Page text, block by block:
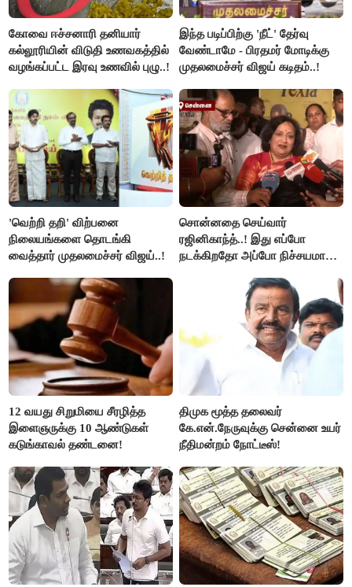
கோவை ஈச்சனாரி தனியார்
கல்லூரியின் விடுதி உணவகத்தில்
வழங்கப்பட்ட இரவு உணவில் புழு..!
இந்த படிப்பிற்கு 'நீட்' தேர்வு
வேண்டாமே - பிரதமர் மோடிக்கு
முதலமைச்சர் விஜய் கடிதம்..!
'வெற்றி தறி' விற்பனை
நிலையங்களை தொடங்கி
வைத்தார் முதலமைச்சர் விஜய்..!
சொன்னதை செய்வார்
ரஜினிகாந்த்..! இது எப்போ
நடக்கிறதோ அப்போ நிச்சயமாக
ரஜினிகாந்த்..!
12 வயது சிறுமியை சீரழித்த
இளைஞருக்கு 10 ஆண்டுகள்
கடுங்காவல் தண்டனை!
திமுக மூத்த தலைவர்
கே.என்.நேருவுக்கு சென்னை உயர்
நீதிமன்றம் நோட்டீஸ்!